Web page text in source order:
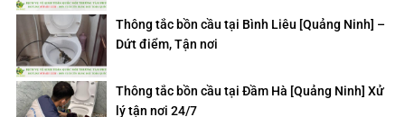
Thông tắc bồn cầu tại Bình Liêu [Quảng Ninh] –
Dứt điểm, Tận nơi
Thông tắc bồn cầu tại Đầm Hà [Quảng Ninh] Xử
lý tận nơi 24/7